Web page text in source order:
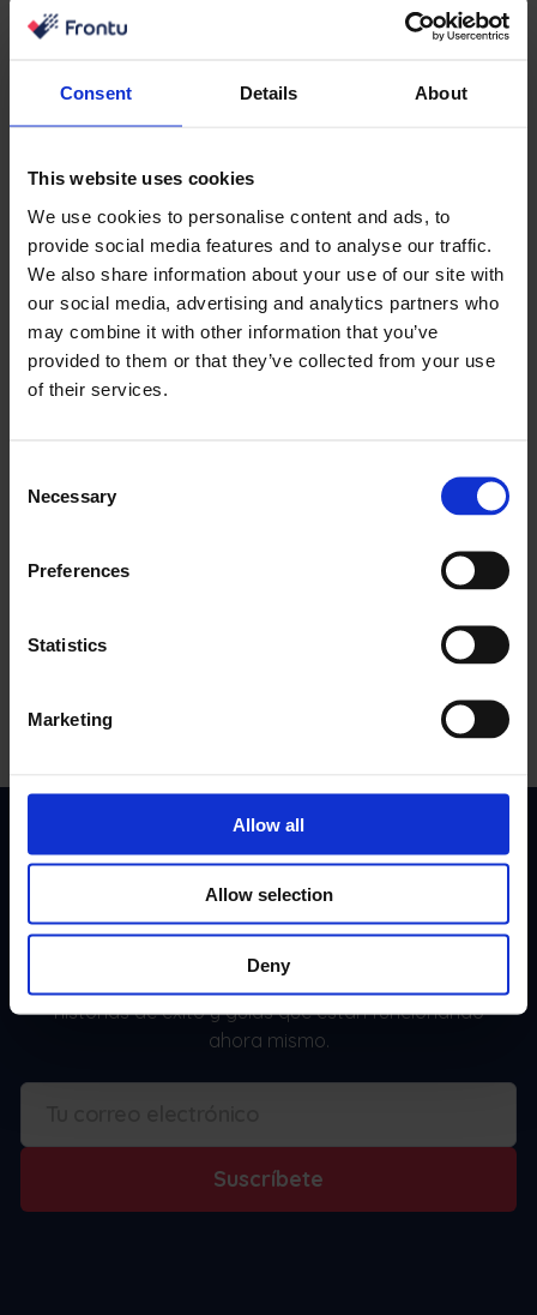
Consent Details About
This website uses cookies
We use cookies to personalise content and ads, to
provide social media features and to analyse our traffic.
We also share information about your use of our site with
our social media, advertising and analytics partners who
may combine it with other information that you’ve
provided to them or that they’ve collected from your use
of their services.
Selection
Necessary
Preferences
Statistics
Marketing
Allow all
Allow selection
Deny
Los recordatorios, alertas y seguimientos salen a
La ventaja mensual de su equipo
Únase a más de 10.000 líderes de FSM. Suscríbase a
nuestro boletín mensual dirigido por expertos.
Buscamos e informamos sobre casos prácticos,
historias de éxito y guías que están funcionando
ahora mismo.
Suscríbete